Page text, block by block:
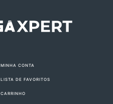
MINHA CONTA
LISTA DE FAVORITOS
CARRINHO